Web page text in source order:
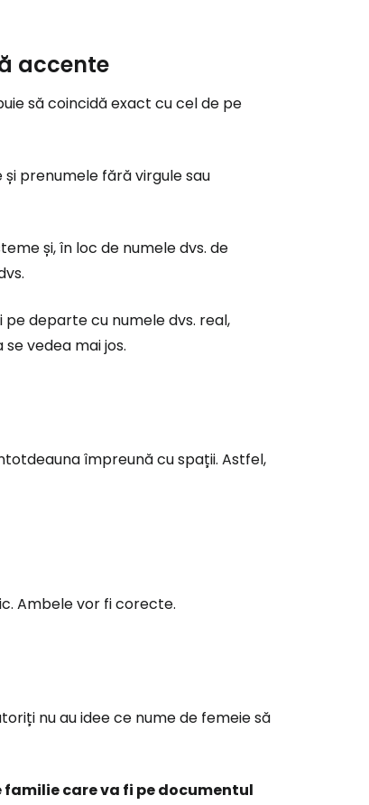
accente
să coincidă exact cu cel de pe
prenumele fără virgule sau
și, în loc de numele dvs. de
departe cu numele dvs. real,
vedea mai jos.
împreună cu spații. Astfel,
Ambele vor fi corecte.
nu au idee ce nume de femeie să
care va fi pe documentul